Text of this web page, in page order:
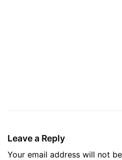
Leave a Reply
Your email address will not